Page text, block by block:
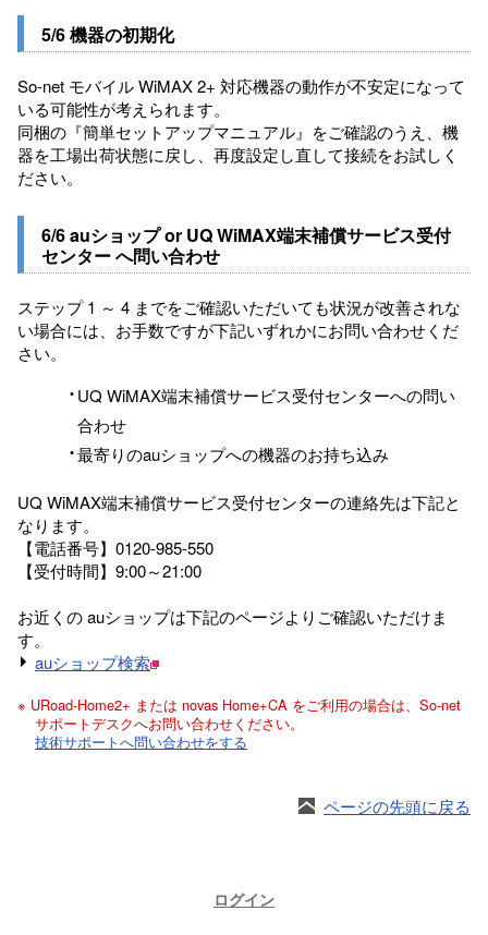
5/6 機器の初期化
So-net モバイル WiMAX 2+ 対応機器の動作が不安定になって
いる可能性が考えられます。
同梱の『簡単セットアップマニュアル』をご確認のうえ、機
器を工場出荷状態に戻し、再度設定し直して接続をお試しく
ださい。
6/6 auショップ or UQ WiMAX端末補償サービス受付
センター へ問い合わせ
ステップ 1 ～ 4 までをご確認いただいても状況が改善されな
い場合には、お手数ですが下記いずれかにお問い合わせくだ
さい。
UQ WiMAX端末補償サービス受付センターへの問い
合わせ
最寄りのauショップへの機器のお持ち込み
UQ WiMAX端末補償サービス受付センターの連絡先は下記と
なります。
【電話番号】0120-985-550
【受付時間】9:00～21:00
お近くの auショップは下記のページよりご確認いただけま
す。
auショップ検索
※ URoad-Home2+ または novas Home+CA をご利用の場合は、So-net
サポートデスクへお問い合わせください。
技術サポートへ問い合わせをする
ページの先頭に戻る
ログイン